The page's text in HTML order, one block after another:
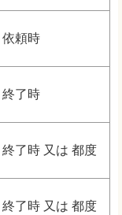
依頼時
終了時
終了時 又は 都度
終了時 又は 都度